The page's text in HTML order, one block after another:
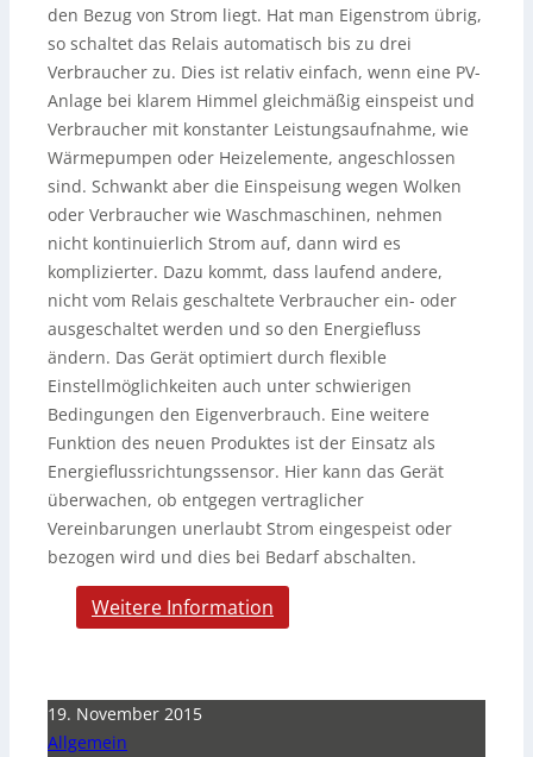
den Bezug von Strom liegt. Hat man Eigenstrom übrig,
so schaltet das Relais automatisch bis zu drei
Verbraucher zu. Dies ist relativ einfach, wenn eine PV-
Anlage bei klarem Himmel gleichmäßig einspeist und
Verbraucher mit konstanter Leistungsaufnahme, wie
Wärmepumpen oder Heizelemente, angeschlossen
sind. Schwankt aber die Einspeisung wegen Wolken
oder Verbraucher wie Waschmaschinen, nehmen
nicht kontinuierlich Strom auf, dann wird es
komplizierter. Dazu kommt, dass laufend andere,
nicht vom Relais geschaltete Verbraucher ein- oder
ausgeschaltet werden und so den Energiefluss
ändern. Das Gerät optimiert durch flexible
Einstellmöglichkeiten auch unter schwierigen
Bedingungen den Eigenverbrauch. Eine weitere
Funktion des neuen Produktes ist der Einsatz als
Energieflussrichtungssensor. Hier kann das Gerät
überwachen, ob entgegen vertraglicher
Vereinbarungen unerlaubt Strom eingespeist oder
bezogen wird und dies bei Bedarf abschalten.
Weitere Information
19. November 2015
Allgemein